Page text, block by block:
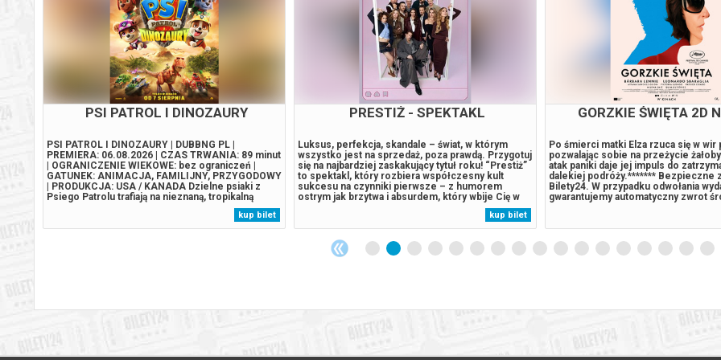
PSI PATROL I DINOZAURY
PSI PATROL I DINOZAURY | DUBBNG PL |
PREMIERA: 06.08.2026 | CZAS TRWANIA: 89 minut
| OGRANICZENIE WIEKOWE: bez ograniczeń |
GATUNEK: ANIMACJA, FAMILIJNY, PRZYGODOWY
| PRODUKCJA: USA / KANADA Dzielne psiaki z
Psiego Patrolu trafiają na nieznaną, tropikalną
wyspę pełną dinozaurów po tym, jak ich statek
rozbija się w wyniku gwałtownego sztormu. Na
wyspie spotykają szczeniaka Rexa, który od lat jest
kup bilet
PSI PATROL I DINOZAURY
PSI PATROL I DINOZAURY | DUBBNG PL |
PREMIERA: 06.08.2026 | CZAS TRWANIA: 89 minut
| OGRANICZENIE WIEKOWE: bez ograniczeń |
GATUNEK: ANIMACJA, FAMILIJNY, PRZYGODOWY
| PRODUKCJA: USA / KANADA Dzielne psiaki z
Psiego Patrolu trafiają na nieznaną, tropikalną
wyspę pełną dinozaurów po tym, jak ich statek
rozbija się w wyniku gwałtownego sztormu. Na
wyspie spotykają szczeniaka Rexa, który od lat jest
uwięziony...
kup bilet
PSI PATROL I
DUBBING
Podczas burzy statek Psiego Patrolu
wyspie pełnej dinozaurów. Tam
szczeniaka-eksperta od dinozaurów.
Humdinger lekkomyślnie eksploatuje
wulkan. Pieski muszą go
wyspę.******* Bezpieczne zakupy w
przypadku odwołania wydarzenia,
automatyczny zwrot środków
komunikatem wysyłanym na adres...